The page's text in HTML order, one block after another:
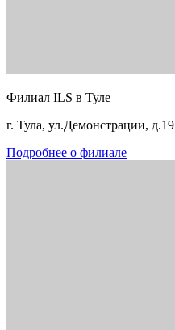
Филиал ILS в Туле
г. Тула, ул.Демонстрации, д.19
Подробнее о филиале